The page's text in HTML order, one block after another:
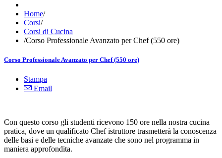
Home/
Corsi/
Corsi di Cucina
/Corso Professionale Avanzato per Chef (550 ore)
Corso Professionale Avanzato per Chef (550 ore)
Stampa
Email
Con questo corso gli studenti ricevono 150 ore nella nostra cucina
pratica, dove un qualificato Chef istruttore trasmetterà la conoscenza
delle basi e delle tecniche avanzate che sono nel programma in
maniera approfondita.